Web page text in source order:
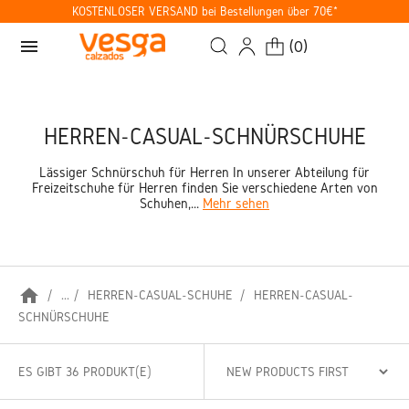
KOSTENLOSER VERSAND bei Bestellungen über 70€*
menu (0)
HERREN-CASUAL-SCHNÜRSCHUHE
Lässiger Schnürschuh für Herren In unserer Abteilung für
Freizeitschuhe für Herren finden Sie verschiedene Arten von
Schuhen,... Mehr sehen
home ... HERREN-CASUAL-SCHUHE
HERREN-CASUAL-
SCHNÜRSCHUHE
ES GIBT 36 PRODUKT(E)